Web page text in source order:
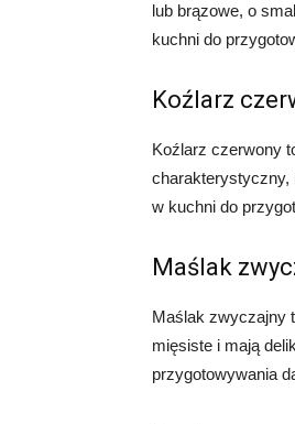
lub brązowe, o
kuchni do
Koźlarz
Koźlarz czerwony
w kuchni do
Maślak
Maślak zwyczajny
mięsiste i mają
przygotowywania